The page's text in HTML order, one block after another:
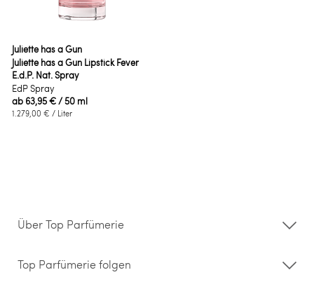
Juliette has a Gun
Juliette has a Gun Lipstick Fever
E.d.P. Nat. Spray
EdP Spray
ab 63,95 €/ 50 ml
1.279,00 € / Liter
Über Top Parfümerie
Storefinder
Kontakt
Top Parfümerie folgen